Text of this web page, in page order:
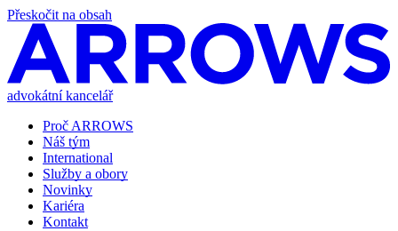
Přeskočit na obsah
advokátní kancelář
Proč ARROWS
Náš tým
International
Služby a obory
Novinky
Kariéra
Kontakt